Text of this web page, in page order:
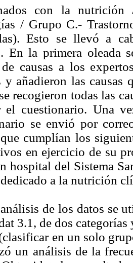
con la nutrición
/ Grupo C.-
Esto se llevó a
En la primera oleada
causas a los
y añadieron las causas
recogieron todas las
el cuestionario. Una
se envió por
cumplían los
en ejercicio de su
hospital del Sistema
a la nutrición
de los datos se
3.1, de dos categorías
en un solo
un análisis de la